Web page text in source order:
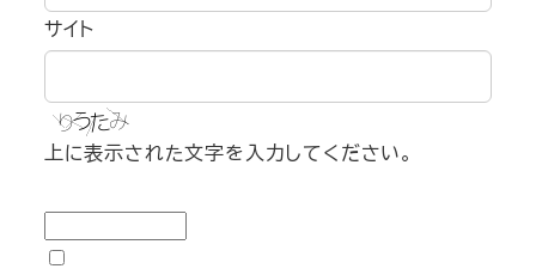
サイト
上に表示された文字を入力してください。